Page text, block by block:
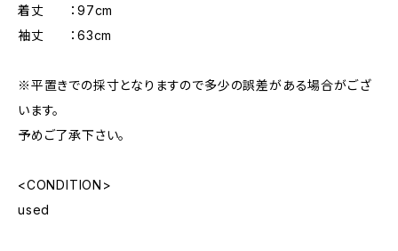
着丈 ：97cm
袖丈 ：63cm
※平置きでの採寸となりますので多少の誤差がある場合がござ
います。
予めご了承下さい。
<CONDITION>
used